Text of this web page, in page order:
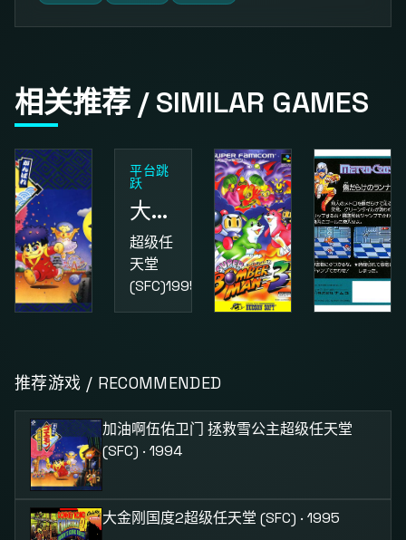
相关推荐 / SIMILAR GAMES
超级任
天堂
(SFC)1994
平台跳
跃
大金刚国度2
超级任
天堂
(SFC)1995
天堂
(SFC)1995
(FC)1987
推荐游戏 / RECOMMENDED
加油啊伍佑卫门 拯救雪公主超级任天堂
(SFC) · 1994
大金刚国度2超级任天堂 (SFC) · 1995